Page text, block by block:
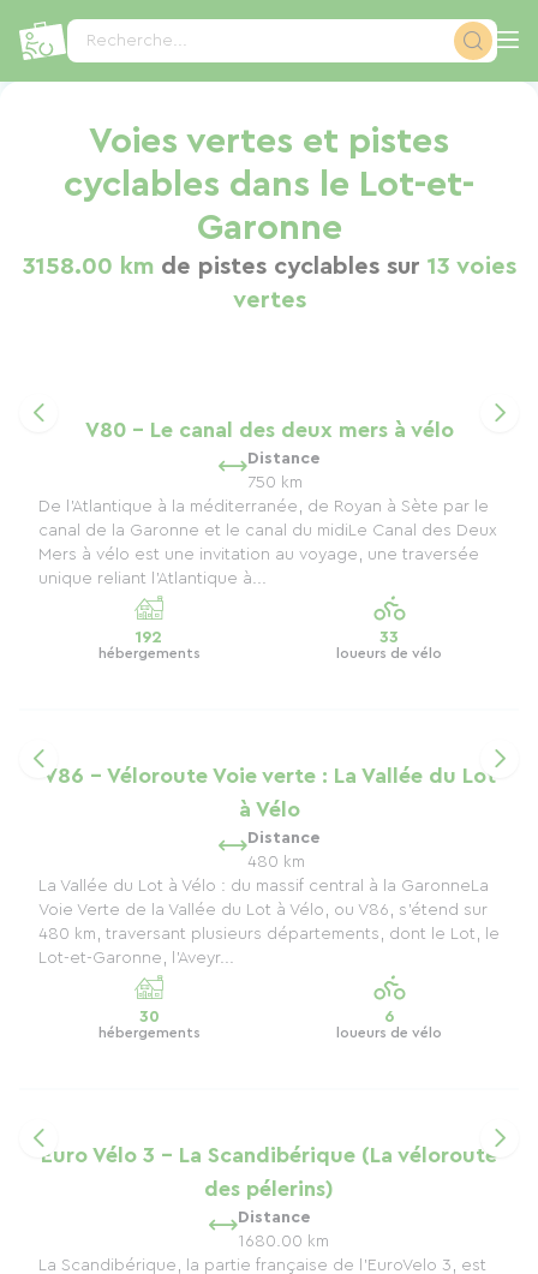
Recherche...
Voies vertes et pistes
cyclables dans le Lot-et-
Garonne
3158.00 kmde pistes cyclables sur 13 voies
vertes
V80 - Le canal des deux mers à vélo
Distance
750 km
De l'Atlantique à la méditerranée, de Royan à Sète par le
canal de la Garonne et le canal du midiLe Canal des Deux
Mers à vélo est une invitation au voyage, une traversée
unique reliant l'Atlantique à...
192
hébergements
33
loueurs de vélo
V86 - Véloroute Voie verte : La Vallée du Lot
à Vélo
Distance
480 km
La Vallée du Lot à Vélo : du massif central à la GaronneLa
Voie Verte de la Vallée du Lot à Vélo, ou V86, s’étend sur
480 km, traversant plusieurs départements, dont le Lot, le
Lot-et-Garonne, l’Aveyr...
30
hébergements
6
loueurs de vélo
Euro Vélo 3 - La Scandibérique (La véloroute
des pélerins)
Distance
1680.00 km
La Scandibérique, la partie française de l’EuroVelo 3, est
Panneau de gestion des cookies